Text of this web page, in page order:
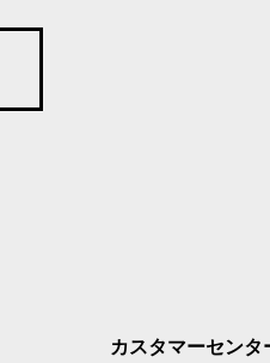
カスタマーセンタ